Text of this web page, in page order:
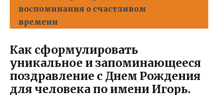
воспоминания о счастливом
времени
Как сформулировать
уникальное и запоминающееся
поздравление с Днем Рождения
для человека по имени Игорь.